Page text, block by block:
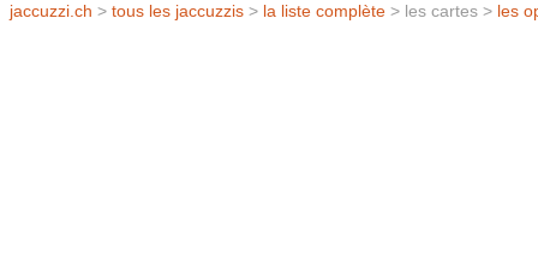
jaccuzzi.ch > tous les jaccuzzis > la liste complète > les cartes > les